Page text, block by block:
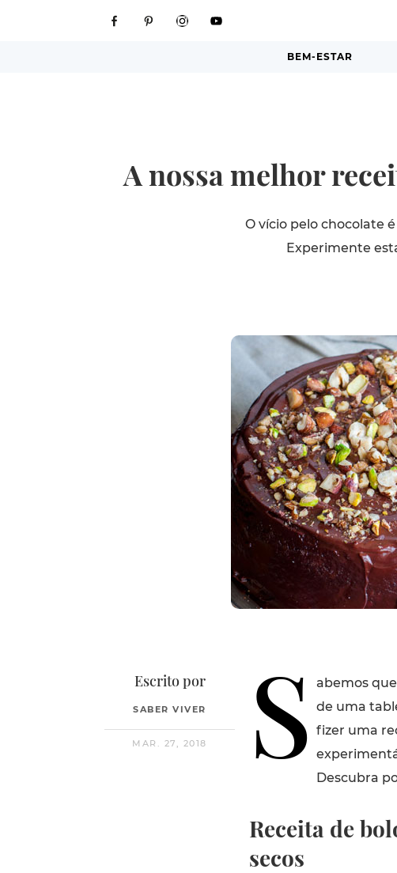
BEM-ESTAR
A nossa melhor
O vício pelo chocolate
Experimente
Escrito por
SABER VIVER
MAR. 27, 2018 S abemos
de uma
fizer uma
Descubra
Receita de
secos